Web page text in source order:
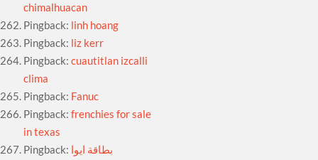
chimalhuacan
Pingback: linh hoang
Pingback: liz kerr
Pingback:cuautitlan izcalli
clima
Pingback: Fanuc
Pingback:frenchies for sale
in texas
Pingback: بطاقة ايوا